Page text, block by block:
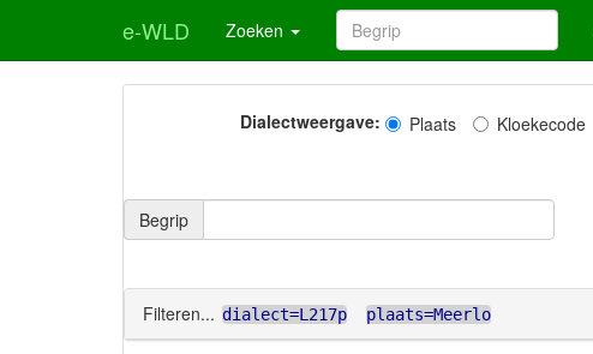
e-WLD Zoeken
Dialectweergave: Plaats Kloekecode
Begrip
Filteren... dialect=L217p plaats=Meerlo